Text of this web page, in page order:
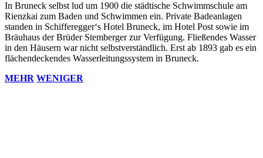
In Bruneck selbst lud um 1900 die städtische Schwimmschule am
Rienzkai zum Baden und Schwimmen ein. Private Badeanlagen
standen in Schifferegger‘s Hotel Bruneck, im Hotel Post sowie im
Bräuhaus der Brüder Stemberger zur Verfügung. Fließendes Wasser
in den Häusern war nicht selbstverständlich. Erst ab 1893 gab es ein
flächendeckendes Wasserleitungssystem in Bruneck.
MEHR WENIGER